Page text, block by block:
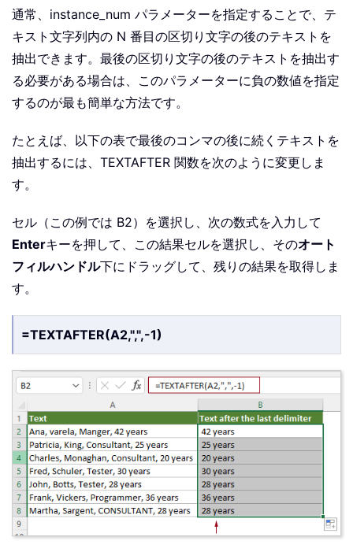
通常、instance_num パラメーターを指定することで、テ
キスト文字列内の N 番目の区切り文字の後のテキストを
抽出できます。最後の区切り文字の後のテキストを抽出す
る必要がある場合は、このパラメーターに負の数値を指定
するのが最も簡単な方法です。
たとえば、以下の表で最後のコンマの後に続くテキストを
抽出するには、TEXTAFTER 関数を次のように変更しま
す。
セル（この例では B2）を選択し、次の数式を入力して
Enterキーを押して、この結果セルを選択し、そのオート
フィルハンドル下にドラッグして、残りの結果を取得しま
す。
=TEXTAFTER(A2,",",-1)